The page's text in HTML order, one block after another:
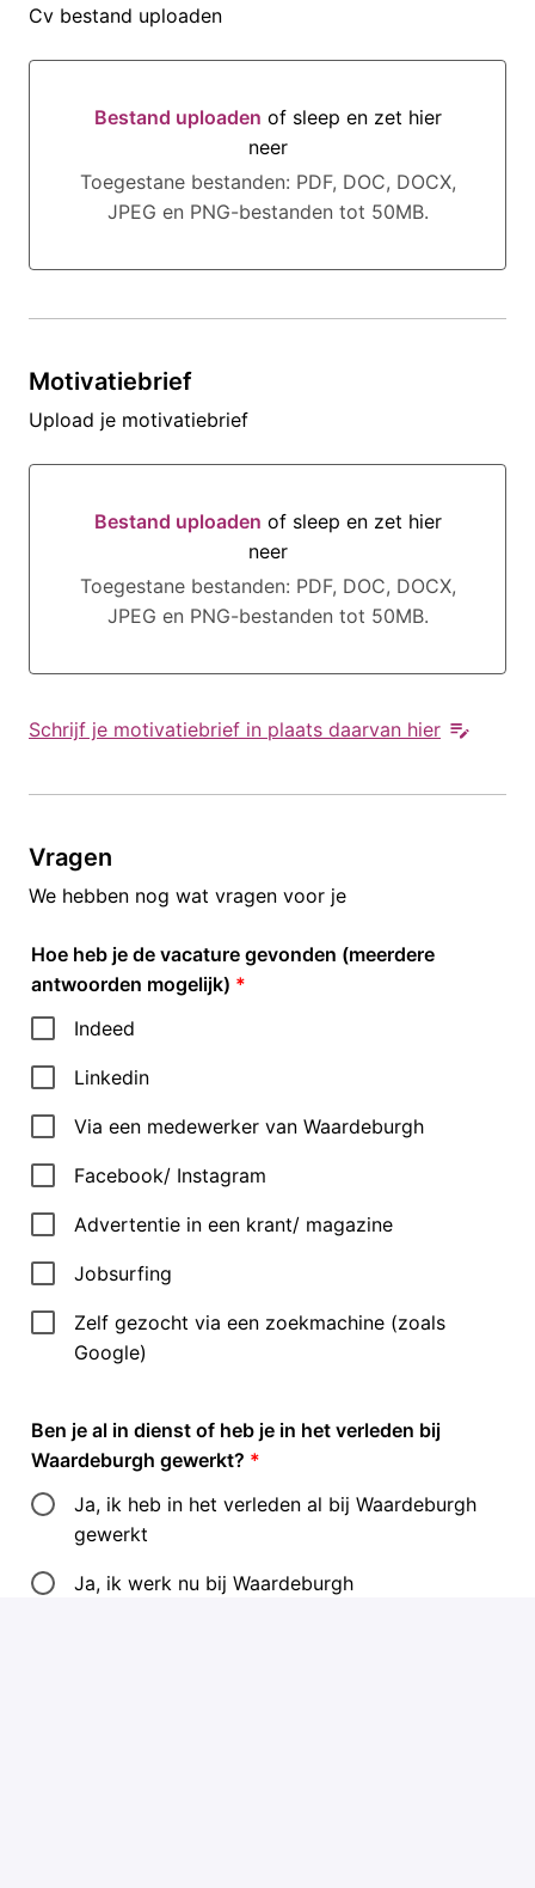
Cv bestand uploaden
Bestand uploaden of sleep en zet hier
neer
Bestand uploaden of sleep en zet hier neer
Toegestane bestanden: PDF, DOC, DOCX,
JPEG en PNG-bestanden tot 50MB.
Motivatiebrief
Upload je motivatiebrief
Bestand uploaden of sleep en zet hier
neer
Bestand uploaden of sleep en zet hier neer
Toegestane bestanden: PDF, DOC, DOCX,
JPEG en PNG-bestanden tot 50MB.
Schrijf je motivatiebrief in plaats daarvan hier
Vragen
We hebben nog wat vragen voor je
Hoe heb je de vacature gevonden (meerdere
antwoorden mogelijk) *
Indeed
Linkedin
Via een medewerker van Waardeburgh
Facebook/ Instagram
Advertentie in een krant/ magazine
Jobsurfing
Zelf gezocht via een zoekmachine (zoals
Google)
Ben je al in dienst of heb je in het verleden bij
Waardeburgh gewerkt? *
Ja, ik heb in het verleden al bij Waardeburgh
gewerkt
Ja, ik werk nu bij Waardeburgh